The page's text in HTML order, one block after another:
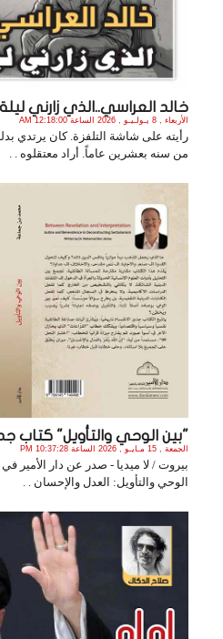
خالد العراسي..الذي زارني
الأربعاء , 8 يـولـيـو , 2026 الساعة 12:18:00 AM
رأيته على شاشة التلفزة. كان يرتدي
من سنه بعشرين عاماً. أراد معتقلوه . .
"بين الوحي والتأويل" كتاب
الجمعة , 15 مـايـو , 2026 الساعة 10:37:28 PM
بيروت / لا ميديا - صدر عن دار الأمير
الوحي والتأويل: العدل والإحسان . .